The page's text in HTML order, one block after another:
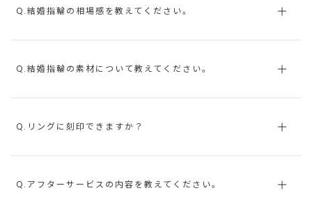
Q.結婚指輪の相場感を教えてください。
Q.結婚指輪の素材について教えてください。
Q.リングに刻印できますか？
Q.アフターサービスの内容を教えてください。